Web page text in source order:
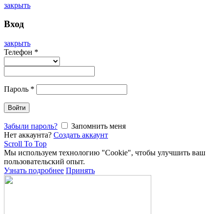
закрыть
Вход
закрыть
Телефон *
Пароль *
Войти
Забыли пароль?
Запомнить меня
Нет аккаунта? Создать аккаунт
Scroll To Top
Мы используем технологию "Cookie", чтобы улучшить ваш
пользовательский опыт.
Узнать подробнее Принять